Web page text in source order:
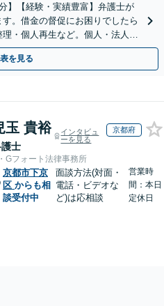
】【経験・実績豊富】弁護士が
。借金の督促にお困りでしたら
・個人再生など。個人・法人対
を見る
玉 貴裕
士
インタビュ
ーを見る
京都府
Gフォート法律事務所
京都市下京
区 からも相
談受付中
面談方法(対面・
電話・ビデオな
ど)は応相談
営業時
間：本日
定休日